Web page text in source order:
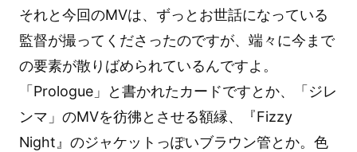
それと今回のMVは、ずっとお世話になっている
監督が撮ってくださったのですが、端々に今まで
の要素が散りばめられているんですよ。
「Prologue」と書かれたカードですとか、「ジレ
ンマ」のMVを彷彿とさせる額縁、『Fizzy
Night』のジャケットっぽいブラウン管とか。色